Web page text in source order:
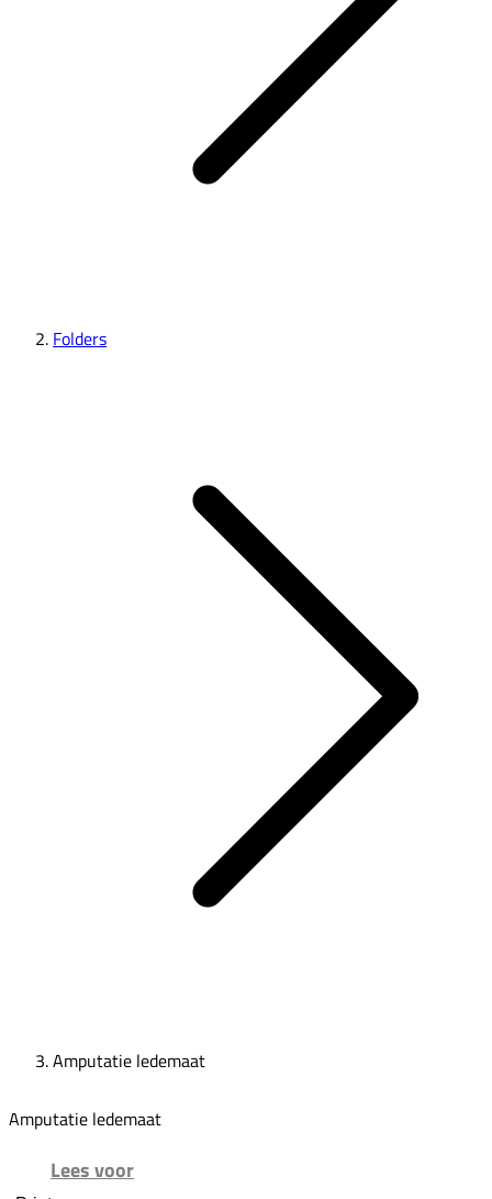
Folders
Amputatie ledemaat
Amputatie ledemaat
Lees voor